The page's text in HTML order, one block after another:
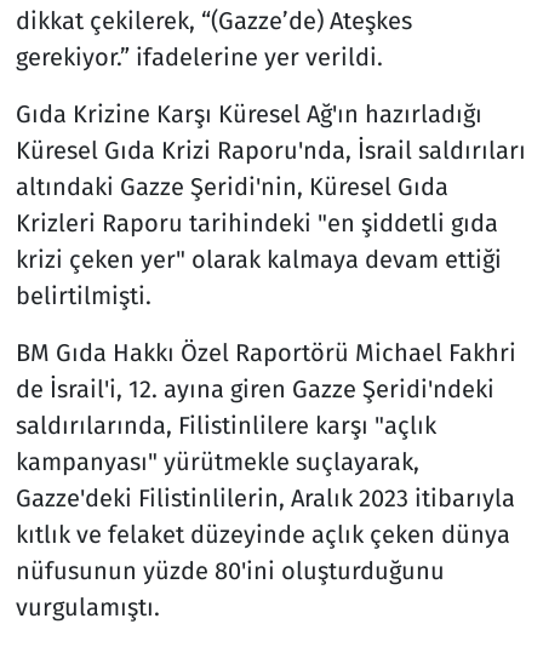
dikkat çekilerek, “(Gazze’de) Ateşkes
gerekiyor.” ifadelerine yer verildi.
Gıda Krizine Karşı Küresel Ağ'ın hazırladığı
Küresel Gıda Krizi Raporu'nda, İsrail saldırıları
altındaki Gazze Şeridi'nin, Küresel Gıda
Krizleri Raporu tarihindeki "en şiddetli gıda
krizi çeken yer" olarak kalmaya devam ettiği
belirtilmişti.
BM Gıda Hakkı Özel Raportörü Michael Fakhri
de İsrail'i, 12. ayına giren Gazze Şeridi'ndeki
saldırılarında, Filistinlilere karşı "açlık
kampanyası" yürütmekle suçlayarak,
Gazze'deki Filistinlilerin, Aralık 2023 itibarıyla
kıtlık ve felaket düzeyinde açlık çeken dünya
nüfusunun yüzde 80'ini oluşturduğunu
vurgulamıştı.